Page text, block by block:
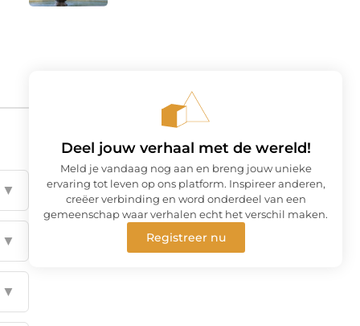
▼
▼
▼
Deel jouw verhaal met de wereld!
Meld je vandaag nog aan en breng jouw unieke
ervaring tot leven op ons platform. Inspireer anderen,
creëer verbinding en word onderdeel van een
gemeenschap waar verhalen echt het verschil maken.
Registreer nu